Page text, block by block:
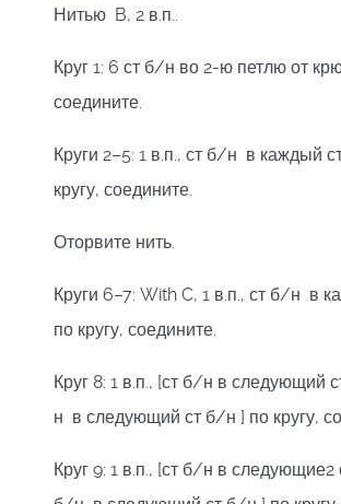
Нитью B, 2 в.п..
Круг 1: 6 ст б/н во 2-ю петлю от
соедините.
Круги 2–5: 1 в.п., ст б/н в каждый
кругу, соедините.
Оторвите нить.
Круги 6–7: With C, 1 в.п., ст б/н в
по кругу, соедините.
Круг 8: 1 в.п., [ст б/н в следующий
н в следующий ст б/н ] по кругу,
Круг 9: 1 в.п., [ст б/н в следующие2